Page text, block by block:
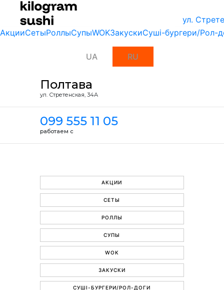
ул.
АкцииСетыРоллыСупыWOKЗакускиСуші-бургери/Рол-
UA RU
Полтава
ул. Стретенская, 34А
099 555 11 05
работаем с
АКЦИИ
СЕТЫ
РОЛЛЫ
СУПЫ
WOK
ЗАКУСКИ
СУШІ-БУРГЕРИ/РОЛ-ДОГИ